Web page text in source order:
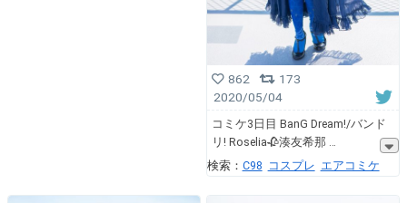
862
173
2020/05/04
コミケ3日目 BanG Dream!/バンド
リ! Roselia🥀湊友希那
検索： C98 コスプレ エアコミケ